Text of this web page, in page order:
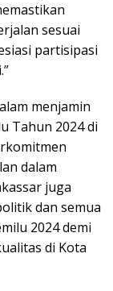
sesuai
partisipasi
menjamin
Tahun 2024 di
dalam
juga
dan semua
2024 demi
di Kota